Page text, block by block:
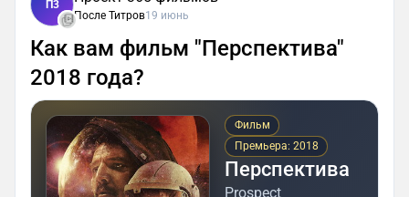
П3
После Титров19 июнь
Как вам фильм "Перспектива"
2018 года?
Фильм
Премьера: 2018
Перспектива
Prospect